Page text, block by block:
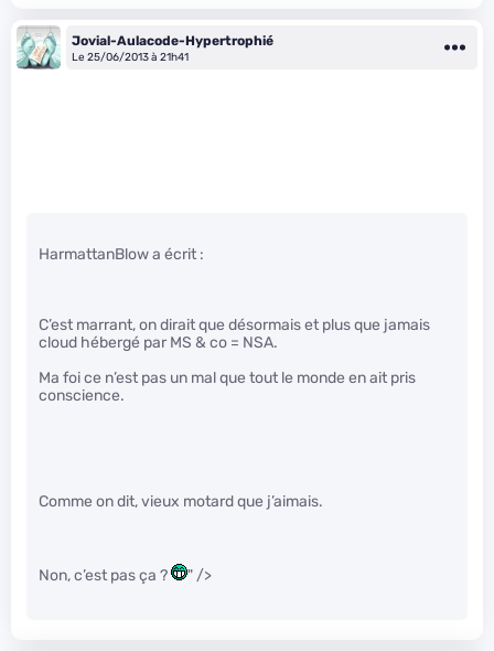
Jovial-Aulacode-Hypertrophié
Le 25/06/2013 à 21h41
HarmattanBlow a écrit :
C’est marrant, on dirait que désormais et plus que jamais
cloud hébergé par MS & co = NSA.
Ma foi ce n’est pas un mal que tout le monde en ait pris
conscience.
Comme on dit, vieux motard que j’aimais.
Non, c’est pas ça ? " />